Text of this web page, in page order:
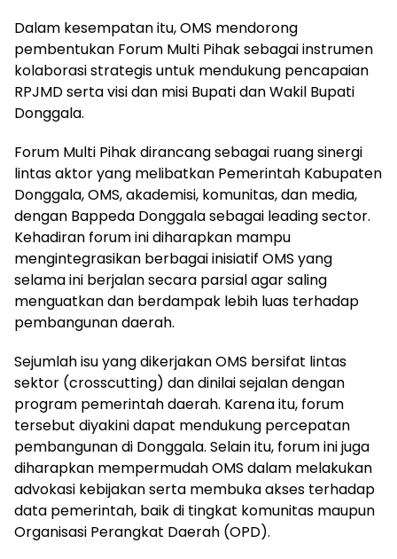
Dalam kesempatan itu, OMS mendorong
pembentukan Forum Multi Pihak sebagai instrumen
kolaborasi strategis untuk mendukung pencapaian
RPJMD serta visi dan misi Bupati dan Wakil Bupati
Donggala.
Forum Multi Pihak dirancang sebagai ruang sinergi
lintas aktor yang melibatkan Pemerintah Kabupaten
Donggala, OMS, akademisi, komunitas, dan media,
dengan Bappeda Donggala sebagai leading sector.
Kehadiran forum ini diharapkan mampu
mengintegrasikan berbagai inisiatif OMS yang
selama ini berjalan secara parsial agar saling
menguatkan dan berdampak lebih luas terhadap
pembangunan daerah.
Sejumlah isu yang dikerjakan OMS bersifat lintas
sektor (crosscutting) dan dinilai sejalan dengan
program pemerintah daerah. Karena itu, forum
tersebut diyakini dapat mendukung percepatan
pembangunan di Donggala. Selain itu, forum ini juga
diharapkan mempermudah OMS dalam melakukan
advokasi kebijakan serta membuka akses terhadap
data pemerintah, baik di tingkat komunitas maupun
Organisasi Perangkat Daerah (OPD).